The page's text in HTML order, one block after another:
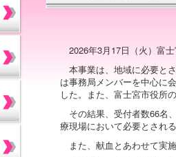
2026年3月17日（火）富
本事業は、地域に必要と
は事務局メンバーを中心に
した。また、富士宮市役所
その結果、受付者数66名
療現場において必要とされ
また、献血とあわせて実